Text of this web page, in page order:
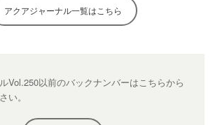
アクアジャーナル一覧はこちら
Vol.250以前のバックナンバーはこちらから
い。